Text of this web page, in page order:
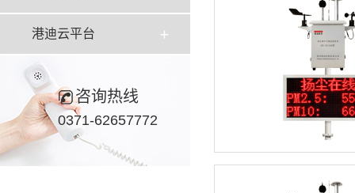
港迪云平台
咨询热线
0371-62657772